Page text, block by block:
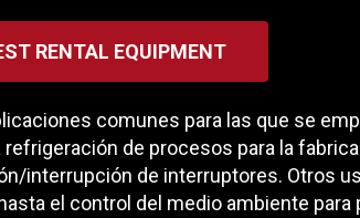
RENTAL EQUIPMENT
comunes para las que se
refrigeración de procesos para la
interrupción de interruptores. Otros
el control del medio ambiente